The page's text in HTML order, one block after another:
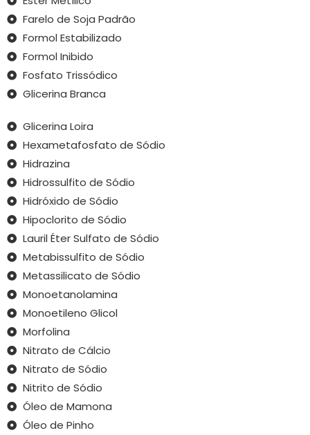
Farelo de Soja Padrão
Formol Estabilizado
Formol Inibido
Fosfato Trissódico
Glicerina Branca
Glicerina Loira
Hexametafosfato de Sódio
Hidrazina
Hidrossulfito de Sódio
Hidróxido de Sódio
Hipoclorito de Sódio
Lauril Éter Sulfato de Sódio
Metabissulfito de Sódio
Metassilicato de Sódio
Monoetanolamina
Monoetileno Glicol
Morfolina
Nitrato de Cálcio
Nitrato de Sódio
Nitrito de Sódio
Óleo de Mamona
Óleo de Pinho